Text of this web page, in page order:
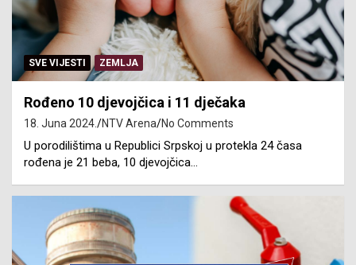
SVE VIJESTI ZEMLJA
Rođeno 10 djevojčica i 11 dječaka
18. Juna 2024. NTV Arena No Comments
U porodilištima u Republici Srpskoj u protekla 24 časa
rođena je 21 beba, 10 djevojčica…